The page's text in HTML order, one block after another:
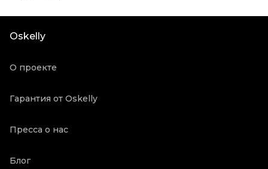
Oskelly
О проекте
Гарантия от Oskelly
Пресса о нас
Блог